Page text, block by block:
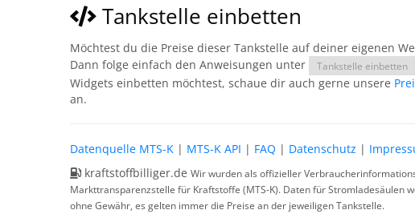
Tankstelle einbetten
Möchtest du die Preise dieser Tankstelle auf deiner eigenen
Dann folge einfach den Anweisungen unter
Tankstelle einbetten
Widgets einbetten möchtest, schaue dir auch gerne unsere
an.
Datenquelle MTS-K | MTS-K API | FAQ | Datenschutz |
kraftstoffbilliger.de Wir wurden als offizieller
Markttransparenzstelle für Kraftstoffe (MTS-K). Daten für Stromladesäulen
ohne Gewähr, es gelten immer die Preise an der jeweiligen Tankstelle.